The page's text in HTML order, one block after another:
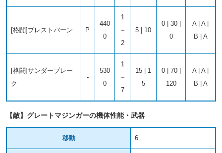
[格闘]ブレストバーン P
440
0
1
～
2
5 | 10
0 | 30 |
0
A | A |
B | A
[格闘]サンダーブレー
ク
-
530
0
1
～
7
15 | 1
5
0 | 70 |
120
A | A |
B | A
【敵】グレートマジンガーの機体性能・武器
移動 6